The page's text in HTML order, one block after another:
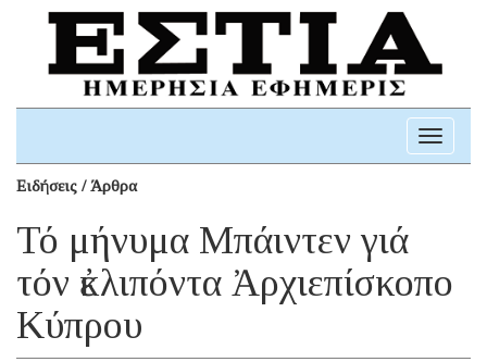
Toggle
Ειδήσεις / Άρθρα
Τό μήνυμα Μπάιντεν γιά
τόν ἐκλιπόντα Ἀρχιεπίσκοπο
Κύπρου